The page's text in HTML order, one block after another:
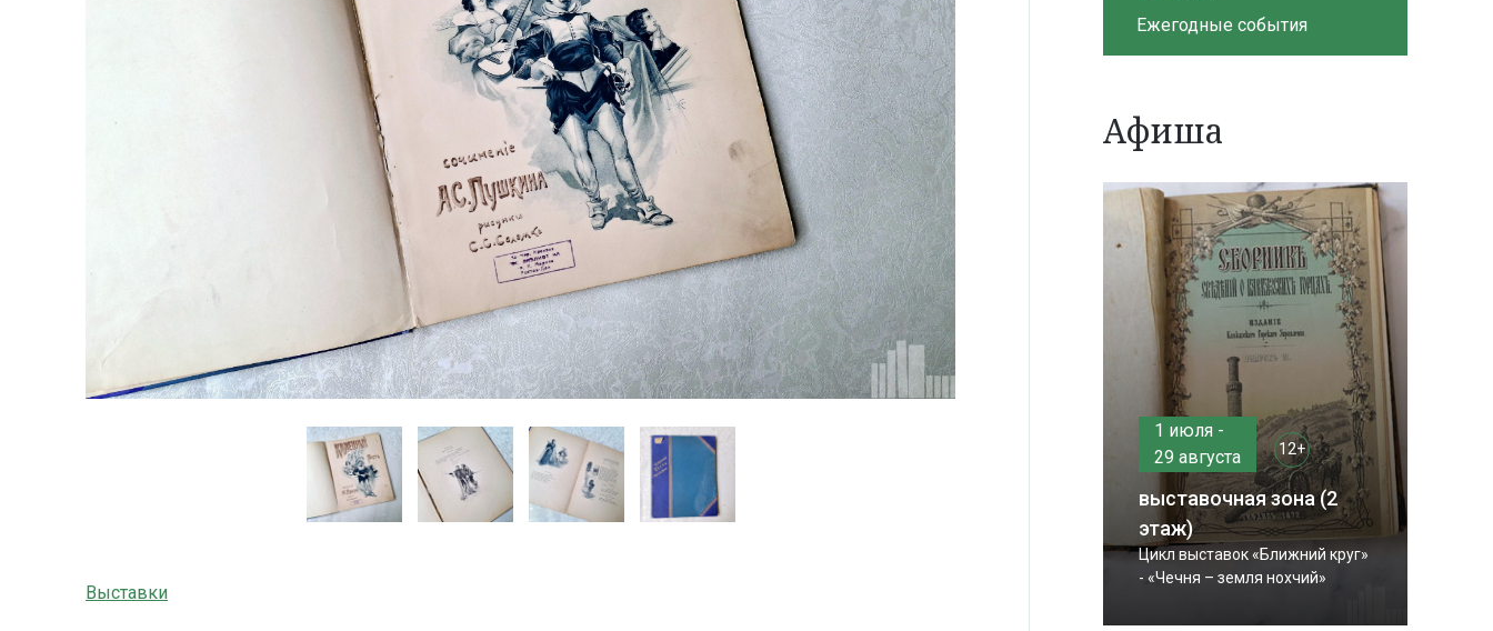
Выставки
Ежегодные события
Афиша
1 июля -
29 августа
12+
выставочная зона (2
этаж)
Цикл выставок «Ближний круг»
- «Чечня – земля нохчий»